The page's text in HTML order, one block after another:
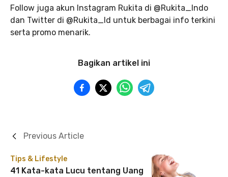
Follow juga akun Instagram Rukita di @Rukita_Indo
dan Twitter di @Rukita_Id untuk berbagai info terkini
serta promo menarik.
Bagikan artikel ini
Tips & Lifestyle
41 Kata-kata Lucu tentang Uang
Previous Article